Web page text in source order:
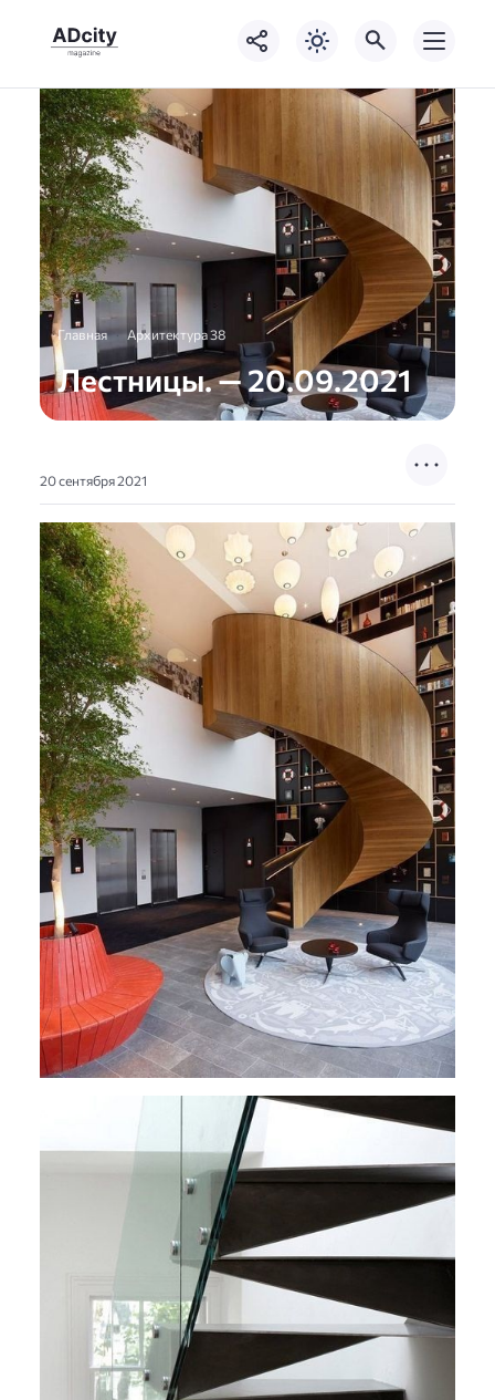
Главная Архитектура 38
Лестницы. — 20.09.2021
20 сентября 2021